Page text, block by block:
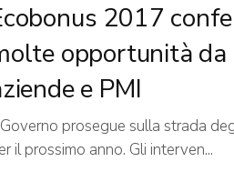
2017
opportunità
e PMI
prosegue sulla strada
il prossimo anno. Gli interven...